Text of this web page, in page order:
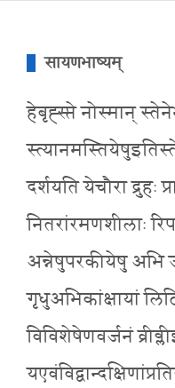
सायणभाष्यम्
हेबृह्स्प्ते नोस्मान्
दर्शयति येचौरा द्रुहः
नितरांरमणशीलाः
अन्नेषुपरकीयेषु अभि
गृधुअभिकांक्षायां
विविशेषेणवर्जनं